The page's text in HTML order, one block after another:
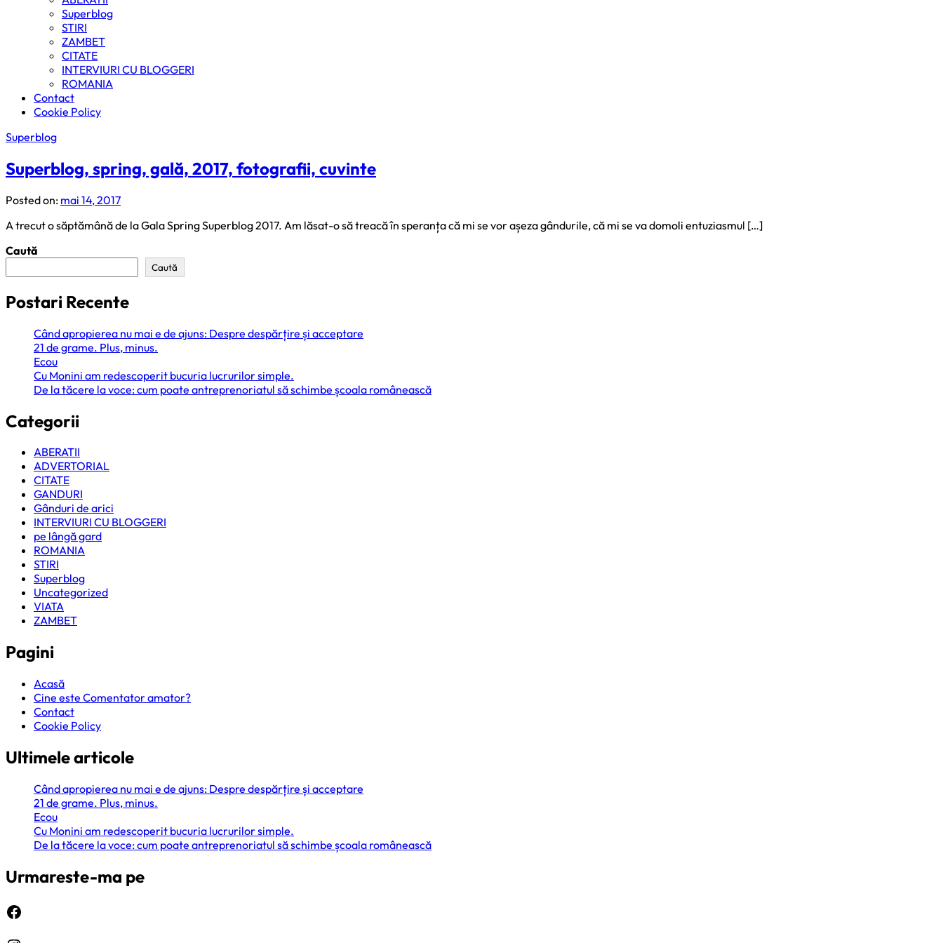
Superblog
STIRI
ZAMBET
CITATE
INTERVIURI CU BLOGGERI
ROMANIA
Contact
Cookie Policy
Superblog
Superblog, spring, gală, 2017, fotografii, cuvinte
Posted on: mai 14, 2017
A trecut o săptămână de la Gala Spring Superblog 2017. Am lăsat-o să treacă în speranța că mi se vor așeza gândurile, că mi se va domoli entuziasmul […]
Caută
Caută
Postari Recente
Când apropierea nu mai e de ajuns: Despre despărțire și acceptare
21 de grame. Plus, minus.
Ecou
Cu Monini am redescoperit bucuria lucrurilor simple.
De la tăcere la voce: cum poate antreprenoriatul să schimbe școala românească
Categorii
ABERATII
ADVERTORIAL
CITATE
GANDURI
Gânduri de arici
INTERVIURI CU BLOGGERI
pe lângă gard
ROMANIA
STIRI
Superblog
Uncategorized
VIATA
ZAMBET
Pagini
Acasă
Cine este Comentator amator?
Contact
Cookie Policy
Ultimele articole
Când apropierea nu mai e de ajuns: Despre despărțire și acceptare
21 de grame. Plus, minus.
Ecou
Cu Monini am redescoperit bucuria lucrurilor simple.
De la tăcere la voce: cum poate antreprenoriatul să schimbe școala românească
Urmareste-ma pe
Facebook